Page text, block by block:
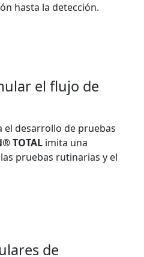
hasta la detección.
el flujo de
el desarrollo de pruebas
TOTAL imita una
pruebas rutinarias y el
de